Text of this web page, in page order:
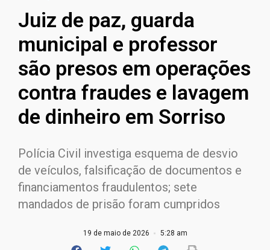
Juiz de paz, guarda
municipal e professor
são presos em operações
contra fraudes e lavagem
de dinheiro em Sorriso
Polícia Civil investiga esquema de desvio
de veículos, falsificação de documentos e
financiamentos fraudulentos; sete
mandados de prisão foram cumpridos
19 de maio de 2026 5:28 am